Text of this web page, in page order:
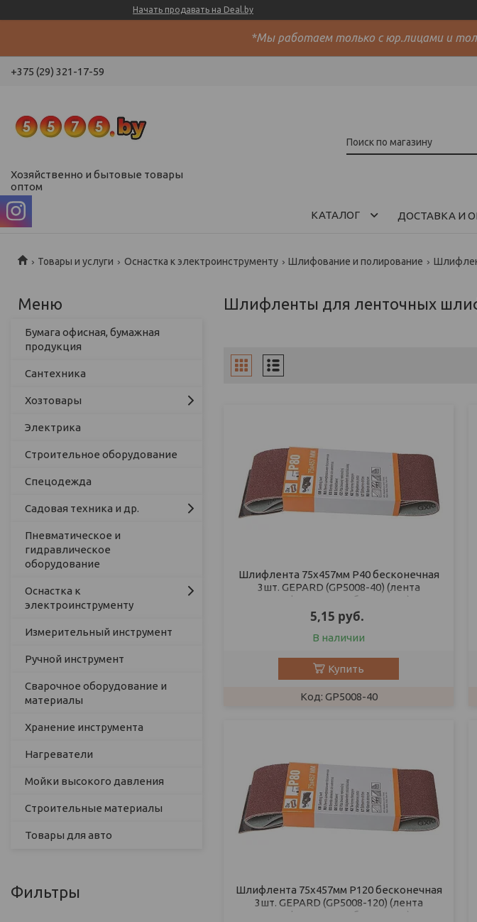
Начать продавать на Deal.by
*Мы работаем только с юр.лицами и
+375 (29) 321-17-59
Хозяйственно и бытовые товары
оптом
КАТАЛОГ ДОСТАВКА И
Товары и услуги Оснастка к электроинструменту Шлифование и полирование
Шлифленты для ленточных
Шлифлента 75х457мм Р40 бесконечная
3шт. GEPARD (GP5008-40) (лента
шлифовальная абразивная)
5,15 руб.
В наличии
Купить
GP5008-40
Шлифлента 75х457мм Р120 бесконечная
3шт. GEPARD (GP5008-120) (лента
шлифовальная абразивная)
Бумага офисная, бумажная
продукция
Сантехника
Хозтовары
Электрика
Строительное оборудование
Спецодежда
Садовая техника и др.
Пневматическое и
гидравлическое
оборудование
Оснастка к
электроинструменту
Измерительный инструмент
Ручной инструмент
Сварочное оборудование и
материалы
Хранение инструмента
Нагреватели
Мойки высокого давления
Строительные материалы
Товары для авто
Фильтры